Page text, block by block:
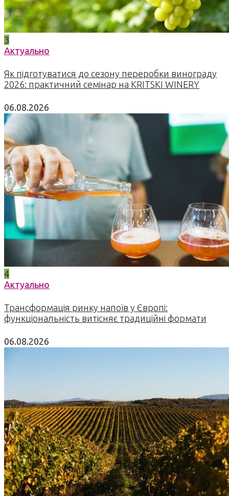
3
Актуально
Як підготуватися до сезону переробки винограду
2026: практичний семінар на KRITSKI WINERY
06.08.2026
4
Актуально
Трансформація ринку напоїв у Європі:
функціональність витісняє традиційні формати
06.08.2026